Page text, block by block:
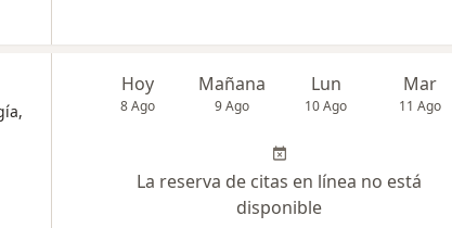
Hoy
8 Ago
Mañana
9 Ago
Lun
10 Ago
Mar
11 Ago
La reserva de citas en línea no está
disponible